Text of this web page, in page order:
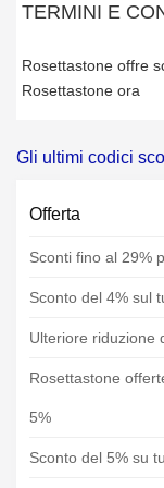
TERMINI E
Rosettastone offre
Rosettastone ora
Gli ultimi codici
Offerta
Sconti fino al 29%
Sconto del 4% sul
Ulteriore riduzione
Rosettastone
5%
Sconto del 5% su